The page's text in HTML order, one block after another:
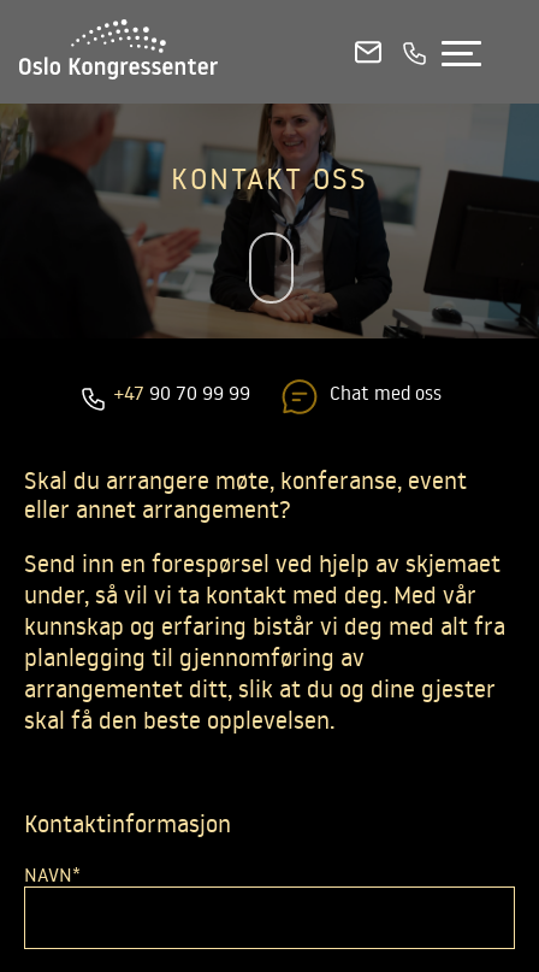
MØTEROM
SELSKAPSLOKALER
E-POST RING OSS CHAT
Se alle lokaler i 3D
Etasjeplaner og kapasitetsoversikt (PDF)
English
Kontakt og booking
Mat og drikke
For deltakerne
Suksesshistorier
Tett på – ekte opplevelser
Bærekraft og samfunnsansvar
KONTAKT OSS
+47 90 70 99 99 Chat med oss
Skal du arrangere møte, konferanse, event
eller annet arrangement?
Send inn en forespørsel ved hjelp av skjemaet
under, så vil vi ta kontakt med deg. Med vår
kunnskap og erfaring bistår vi deg med alt fra
planlegging til gjennomføring av
arrangementet ditt, slik at du og dine gjester
skal få den beste opplevelsen.
Kontaktinformasjon
NAVN*